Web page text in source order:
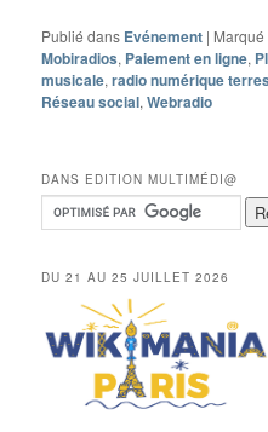
Publié dans Evénement |
Mobiradios, Paiement en ligne,
musicale,radio numérique
Réseau social,Webradio
DANS EDITION MULTIMÉDI@
DU 21 AU 25 JUILLET 2026